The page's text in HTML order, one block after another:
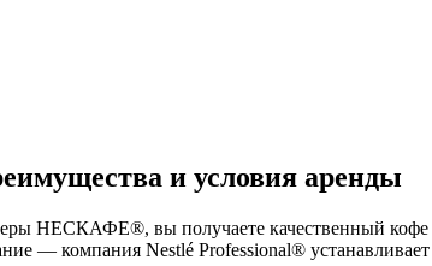
и условия аренды
НЕСКАФЕ®, вы получаете качественный кофе
— компания Nestlé Professional®